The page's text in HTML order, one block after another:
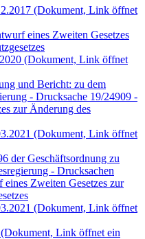
(Dokument, Link öffnet
eines Zweiten Gesetzes
(Dokument, Link öffnet
und Bericht: zu dem
- Drucksache 19/24909 -
zur Änderung des
(Dokument, Link öffnet
der Geschäftsordnung zu
- Drucksachen
Zweiten Gesetzes zur
(Dokument, Link öffnet
(Dokument, Link öffnet ein